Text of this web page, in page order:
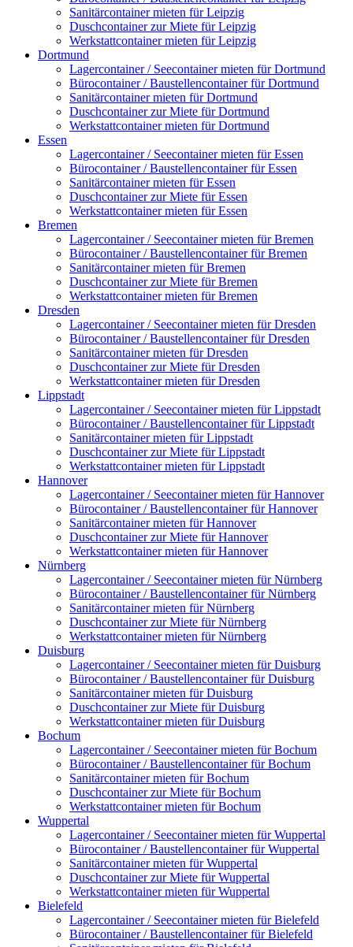
Sanitärcontainer mieten für Leipzig
Duschcontainer zur Miete für Leipzig
Werkstattcontainer mieten für Leipzig
Dortmund
Lagercontainer / Seecontainer mieten für Dortmund
Bürocontainer / Baustellencontainer für Dortmund
Sanitärcontainer mieten für Dortmund
Duschcontainer zur Miete für Dortmund
Werkstattcontainer mieten für Dortmund
Essen
Lagercontainer / Seecontainer mieten für Essen
Bürocontainer / Baustellencontainer für Essen
Sanitärcontainer mieten für Essen
Duschcontainer zur Miete für Essen
Werkstattcontainer mieten für Essen
Bremen
Lagercontainer / Seecontainer mieten für Bremen
Bürocontainer / Baustellencontainer für Bremen
Sanitärcontainer mieten für Bremen
Duschcontainer zur Miete für Bremen
Werkstattcontainer mieten für Bremen
Dresden
Lagercontainer / Seecontainer mieten für Dresden
Bürocontainer / Baustellencontainer für Dresden
Sanitärcontainer mieten für Dresden
Duschcontainer zur Miete für Dresden
Werkstattcontainer mieten für Dresden
Lippstadt
Lagercontainer / Seecontainer mieten für Lippstadt
Bürocontainer / Baustellencontainer für Lippstadt
Sanitärcontainer mieten für Lippstadt
Duschcontainer zur Miete für Lippstadt
Werkstattcontainer mieten für Lippstadt
Hannover
Lagercontainer / Seecontainer mieten für Hannover
Bürocontainer / Baustellencontainer für Hannover
Sanitärcontainer mieten für Hannover
Duschcontainer zur Miete für Hannover
Werkstattcontainer mieten für Hannover
Nürnberg
Lagercontainer / Seecontainer mieten für Nürnberg
Bürocontainer / Baustellencontainer für Nürnberg
Sanitärcontainer mieten für Nürnberg
Duschcontainer zur Miete für Nürnberg
Werkstattcontainer mieten für Nürnberg
Duisburg
Lagercontainer / Seecontainer mieten für Duisburg
Bürocontainer / Baustellencontainer für Duisburg
Sanitärcontainer mieten für Duisburg
Duschcontainer zur Miete für Duisburg
Werkstattcontainer mieten für Duisburg
Bochum
Lagercontainer / Seecontainer mieten für Bochum
Bürocontainer / Baustellencontainer für Bochum
Sanitärcontainer mieten für Bochum
Duschcontainer zur Miete für Bochum
Werkstattcontainer mieten für Bochum
Wuppertal
Lagercontainer / Seecontainer mieten für Wuppertal
Bürocontainer / Baustellencontainer für Wuppertal
Sanitärcontainer mieten für Wuppertal
Duschcontainer zur Miete für Wuppertal
Werkstattcontainer mieten für Wuppertal
Bielefeld
Lagercontainer / Seecontainer mieten für Bielefeld
Bürocontainer / Baustellencontainer für Bielefeld